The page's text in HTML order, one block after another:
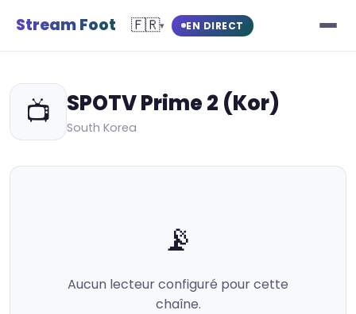
Stream Foot 🇫🇷▾ EN DIRECT
📺 SPOTV Prime 2 (Kor)
South Korea
📡
Aucun lecteur configuré pour cette
chaîne.